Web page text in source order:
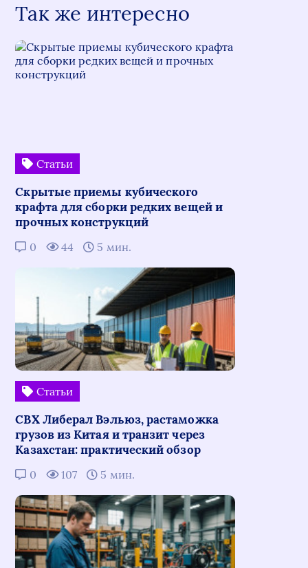
Так же интересно
Статьи
Скрытые приемы кубического
крафта для сборки редких вещей и
прочных конструкций
0 44 5 мин.
Статьи
СВХ Либерал Вэльюз, растаможка
грузов из Китая и транзит через
Казахстан: практический обзор
0 107 5 мин.